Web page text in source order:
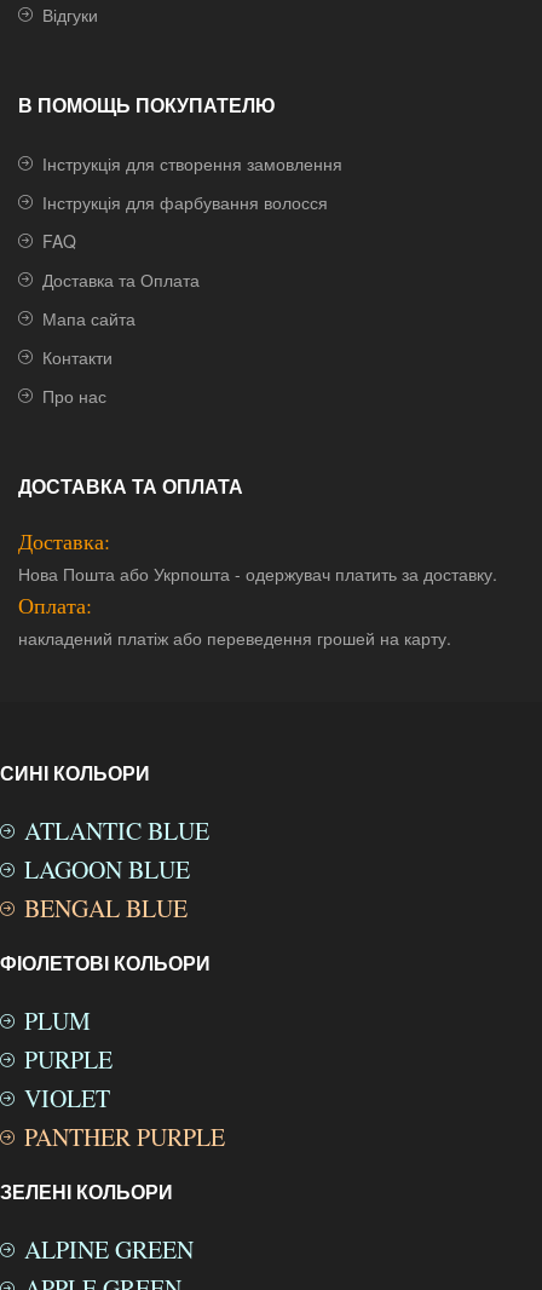
Відгуки
В ПОМОЩЬ ПОКУПАТЕЛЮ
Інструкція для створення замовлення
Інструкція для фарбування волосся
FAQ
Доставка та Оплата
Мапа сайта
Контакти
Про нас
ДОСТАВКА ТА ОПЛАТА
Доставка:
Нова Пошта або Укрпошта - одержувач платить за доставку.
Оплата:
накладений платіж або переведення грошей на карту.
СИНІ КОЛЬОРИ
ATLANTIC BLUE
LAGOON BLUE
BENGAL BLUE
ФІОЛЕТОВІ КОЛЬОРИ
PLUM
PURPLE
VIOLET
PANTHER PURPLE
ЗЕЛЕНІ КОЛЬОРИ
ALPINE GREEN